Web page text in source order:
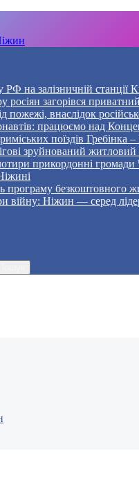
РФ на залізничній
росіян загорівся
внаслідок
працюємо над
поїздів Гребінка
зруйнований
прикордонні
безкоштовного
війну: Ніжин — серед